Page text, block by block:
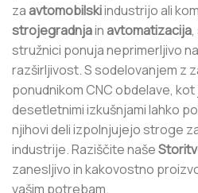
za avtomobilskiindustrijo ali
strojegradnjain avtomatizacija
stružnici ponuja neprimerljivo
razširljivost. S sodelovanjem z
ponudnikom CNC obdelave, kot
desetletnimi izkušnjami lahko
njihovi deli izpolnjujejo stroge
industrije. Raziščite naše
zanesljivo in kakovostno
vašim potrebam.